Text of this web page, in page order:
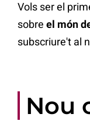
Vols ser el
sobre el món
subscriure't al
Nou